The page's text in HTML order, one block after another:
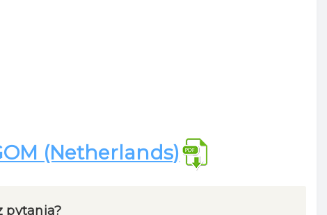
(Netherlands)
pytania?